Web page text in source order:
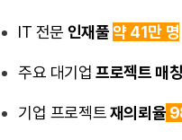
IT 전문 인재풀약 41만 명
주요 대기업 프로젝트 매칭
기업 프로젝트재의뢰율